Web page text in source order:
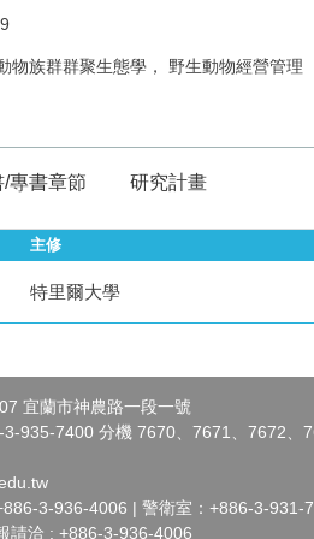
物族群群聚生態學， 野生動物經營管理
/專書章節 研究計畫
主修
特里爾大學
宜蘭市神農路一段一號
3-935-7400 分機 7670、7671、7672、
3-936-4006 | 警衛室：+886-3-931-
請洽 : +886-3-936-4006